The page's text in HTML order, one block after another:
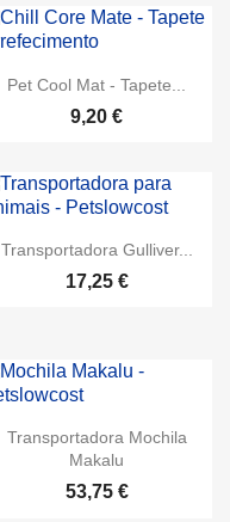
Pet Cool Mat - Tapete...
9,20 €
Transportadora Gulliver...
17,25 €
Transportadora Mochila
Makalu
53,75 €